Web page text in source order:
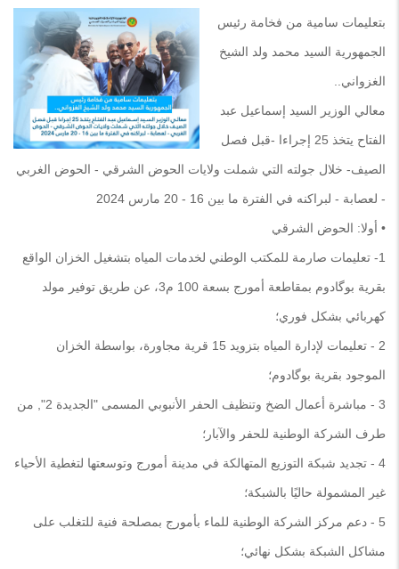
بتعليمات سامية من فخامة رئيس
الجمهورية السيد محمد ولد الشيخ
الغزواني..
معالي الوزير السيد إسماعيل عبد
الفتاح يتخذ 25 إجراءا -قبل فصل
الصيف- خلال جولته التي شملت ولايات الحوض الشرقي - الحوض الغربي
- لعصابة - لبراكنه في الفترة ما بين 16 - 20 مارس 2024
• أولا: الحوض الشرقي
1- تعليمات صارمة للمكتب الوطني لخدمات المياه بتشغيل الخزان الواقع
بقرية بوگادوم بمقاطعة أمورج بسعة 100 م3، عن طريق توفير مولد
كهربائي بشكل فوري؛
2 - تعليمات لإدارة المياه بتزويد 15 قرية مجاورة، بواسطة الخزان
الموجود بقرية بوگادوم؛
3 - مباشرة أعمال الضخ وتنظيف الحفر الأنبوبي المسمى "الجديدة 2", من
طرف الشركة الوطنية للحفر والآبار؛
4 - تجديد شبكة التوزيع المتهالكة في مدينة أمورج وتوسعتها لتغطية الأحياء
غير المشمولة حاليًا بالشبكة؛
5 - دعم مركز الشركة الوطنية للماء بأمورج بمصلحة فنية للتغلب على
مشاكل الشبكة بشكل نهائي؛